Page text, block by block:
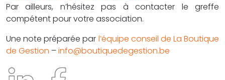
Par ailleurs, n’hésitez pas à contacter le greffe
compétent pour votre association.
Une note préparée par l’équipe conseil de La Boutique
de Gestion –info@boutiquedegestion.be